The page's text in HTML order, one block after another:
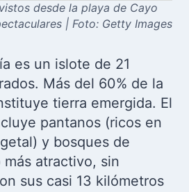
desde la playa de Cayo
| Foto: Getty Images
es un islote de 21
Más del 60% de la
tierra emergida. El
pantanos (ricos en
y bosques de
más atractivo, sin
sus casi 13 kilómetros